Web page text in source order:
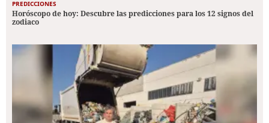
PREDICCIONES
Horóscopo de hoy: Descubre las predicciones para los 12 signos del
zodiaco